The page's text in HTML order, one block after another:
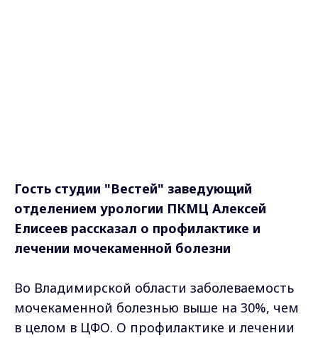
Гость студии "Вестей" заведующий
отделением урологии ПКМЦ Алексей
Елисеев рассказал о профилактике и
лечении мочекаменной болезни
Во Владимирской области заболеваемость
мочекаменной болезнью выше на 30%, чем
в целом в ЦФО. О профилактике и лечении